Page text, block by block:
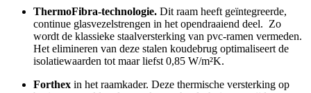
ThermoFibra-technologie. Dit raam heeft geïntegreerde,
continue glasvezelstrengen in het opendraaiend deel. Zo
wordt de klassieke staalversterking van pvc-ramen vermeden.
Het elimineren van deze stalen koudebrug optimaliseert de
isolatiewaarden tot maar liefst 0,85 W/m²K.
Forthex in het raamkader. Deze thermische versterking op